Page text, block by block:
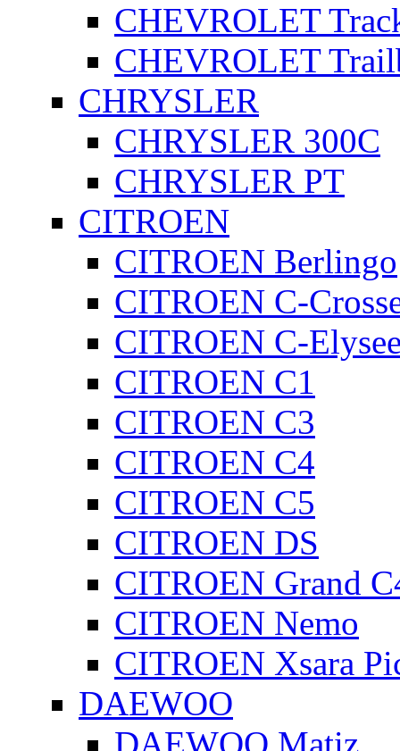
CHEVROLET
CHEVROLET
CHRYSLER
CHRYSLER 300C
CHRYSLER PT
CITROEN
CITROEN Berlingo
CITROEN C-
CITROEN C-
CITROEN C1
CITROEN C3
CITROEN C4
CITROEN C5
CITROEN DS
CITROEN Grand
CITROEN Nemo
CITROEN Xsara
DAEWOO